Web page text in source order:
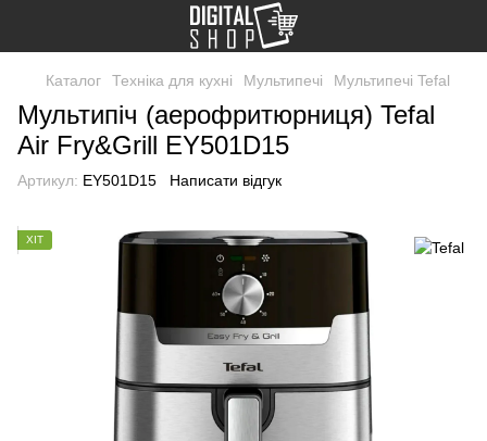
Каталог Техніка для кухні Мультипечі Мультипечі Tefal
Мультипіч (аерофритюрниця) Tefal
Air Fry&Grill EY501D15
Артикул: EY501D15 Написати відгук
ХІТ